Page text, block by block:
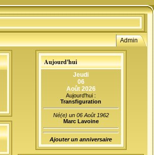
Admin
Aujourd'hui
Jeudi
06
Août 2026
Aujourd'hui :
Transfiguration
Né(e) un 06 Août 1962
Marc Lavoine
Ajouter un anniversaire